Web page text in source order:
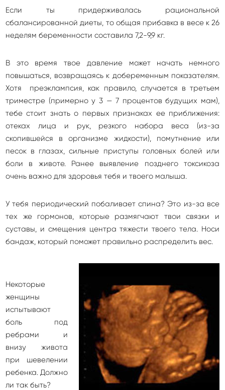
Если ты придерживалась рациональной
сбалансированной диеты, то общая прибавка в весе к 26
неделям беременности составила 7,2-9,9 кг.
В это время твое давление может начать немного
повышаться, возвращаясь к добеременным показателям.
Хотя преэклампсия, как правило, случается в третьем
триместре (примерно у 3 — 7 процентов будущих мам),
тебе стоит знать о первых признаках ее приближения:
отеках лица и рук, резкого набора веса (из-за
скопившейся в организме жидкости), помутнение или
песок в глазах, сильные приступы головных болей или
боли в животе. Ранее выявление позднего токсикоза
очень важно для здоровья тебя и твоего малыша.
У тебя периодический побаливает спина? Это из-за все
тех же гормонов, которые размягчают твои связки и
суставы, и смещения центра тяжести твоего тела. Носи
бандаж, который поможет правильно распределить вес.
Некоторые
женщины
испытывают
боль под
ребрами и
внизу живота
при шевелении
ребенка. Должно
ли так быть?